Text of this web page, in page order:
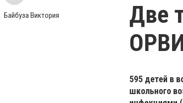
Байбуза Виктория
Две
595 детей в
школьного